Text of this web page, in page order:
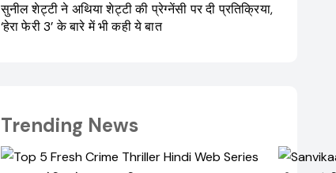
सुनील शेट्टी ने अथिया शेट्टी की प्रेग्नेंसी पर दी प्रतिक्रिया,
‘हेरा फेरी 3’ के बारे में भी कही ये बात
Trending News